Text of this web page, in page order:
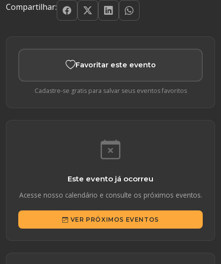
Compartilhar:
Favoritar este evento
Cadastre-se gratis para salvar seus eventos favoritos
Este evento já ocorreu
Acesse nosso calendário e consulte os próximos eventos.
VER PRÓXIMOS EVENTOS